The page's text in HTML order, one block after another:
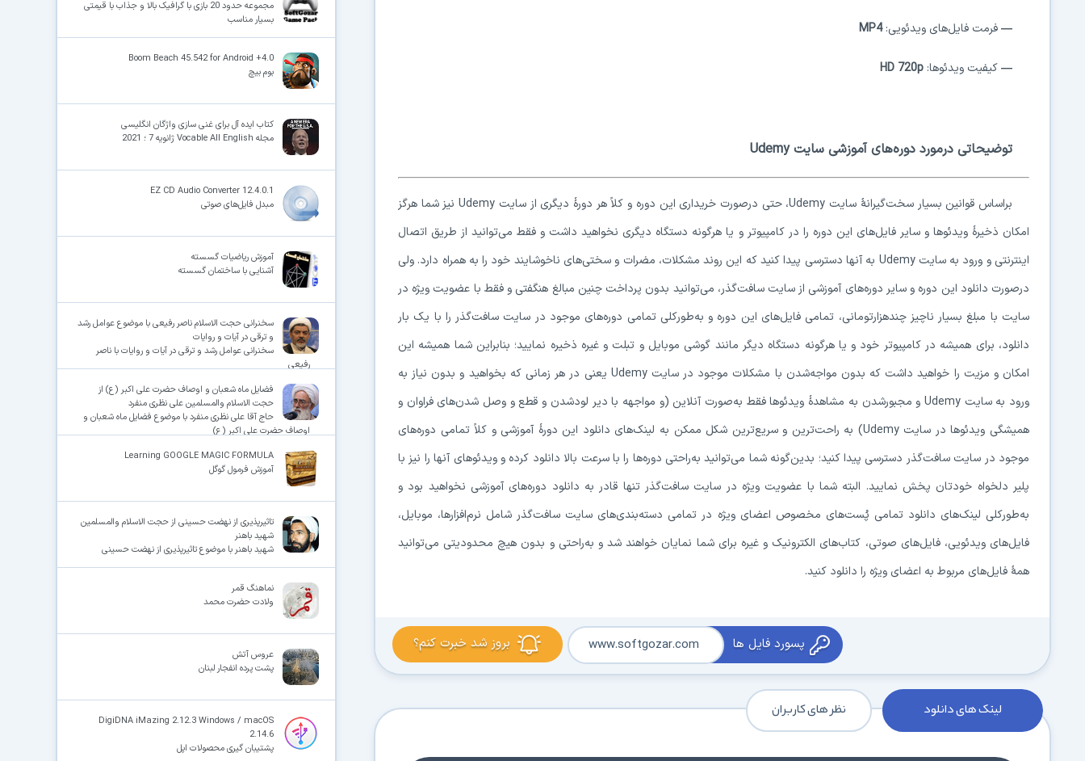
—فرمت فایل‌های ویدئویی:MP4
—کیفیت ویدئوها: HD 720p
توضیحاتی درمورد دوره‌های آموزشی سایت Udemy
براساس قوانین بسیار سخت‌گیرانهٔ سایت Udemy، حتی درصورت خریداری این دوره و کلاً هر دورهٔ دیگری از سایت Udemy نیز شما هرگز
امکان ذخیرهٔ ویدئوها و سایر فایل‌های این دوره را در کامپیوتر و یا هرگونه دستگاه دیگری نخواهید داشت و فقط می‌توانید از طریق اتصال
اینترنتی و ورود به سایت Udemy به آنها دسترسی پیدا کنید که این روند مشکلات، مضرات و سختی‌های ناخوشایند خود را به همراه دارد. ولی
درصورت دانلود این دوره و سایر دوره‌های آموزشی از سایت سافت‌گذر، می‌توانید بدون پرداخت چنین مبالغ هنگفتی و فقط با عضویت ویژه در
سایت با مبلغ بسیار ناچیز چندهزارتومانی، تمامی فایل‌های این دوره و به‌طورکلی تمامی دوره‌های موجود در سایت سافت‌گذر را با یک بار
دانلود، برای همیشه در کامپیوتر خود و یا هرگونه دستگاه دیگر مانند گوشی موبایل و تبلت و غیره ذخیره نمایید؛ بنابراین شما همیشه این
امکان و مزیت را خواهید داشت که بدون مواجه‌شدن با مشکلات موجود در سایت Udemy یعنی در هر زمانی که بخواهید و بدون نیاز به
ورود به سایت Udemy و مجبورشدن به مشاهدهٔ ویدئوها فقط به‌صورت آنلاین (و مواجهه با دیر لودشدن و قطع و وصل شدن‌های فراوان و
همیشگی ویدئوها در سایت Udemy) به راحت‌ترین و سریع‌ترین شکل ممکن به لینک‌های دانلود این دورهٔ آموزشی و کلاً تمامی دوره‌های
موجود در سایت سافت‌گذر دسترسی پیدا کنید؛ بدین‌گونه شما می‌توانید به‌راحتی دوره‌ها را با سرعت بالا دانلود کرده و ویدئوهای آنها را نیز با
پلیر دلخواه خودتان پخش نمایید. البته شما با عضویت ویژه در سایت سافت‌گذر تنها قادر به دانلود دوره‌های آموزشی نخواهید بود و
به‌طورکلی لینک‌های دانلود تمامی پُست‌های مخصوص اعضای ویژه در تمامی دسته‌بندی‌های سایت سافت‌گذر شامل نرم‌افزارها، موبایل،
فایل‌های ویدئویی، فایل‌های صوتی، کتاب‌های الکترونیک و غیره برای شما نمایان خواهند شد و به‌راحتی و بدون هیچ محدودیتی می‌توانید
همهٔ فایل‌های مربوط به اعضای ویژه را دانلود کنید.
بروز شد خبرت کنم؟ پسورد فایل ها www.softgozar.com
لینک های دانلود نظر های کاربران
مجموعه حدود 20 بازی با گرافیک بالا و جذاب با قیمتی
بسیار مناسب
Boom Beach 45.542 for Android +4.0
بوم بیچ
کتاب ایده آل برای غنی سازی واژگان انگلیسی
مجله Vocable All English ژانویه 7 ؛ 2021
EZ CD Audio Converter 12.4.0.1
مبدل فایل‌های صوتی
آموزش ریاضیات گسسته
آشنایی با ساختمان گسسته
سخنرانی حجت الاسلام ناصر رفیعی با موضوع عوامل رشد
و ترقی در آیات و روایات
سخنرانی عوامل رشد و ترقی در آیات و روایات با ناصر
رفیعی
فضایل ماه شعبان و اوصاف حضرت علی اکبر (ع) از
حجت الاسلام والمسلمین علی نظری منفرد
حاج آقا علی نظری منفرد با موضوع فضایل ماه شعبان و
اوصاف حضرت علی اکبر (ع)
Learning GOOGLE MAGIC FORMULA
آموزش فرمول گوگل
تاثیرپذیری از نهضت حسینی از حجت الاسلام والمسلمین
شهید باهنر
شهید باهنر با موضوع تاثیرپذیری از نهضت حسینی
نماهنگ قمر
ولادت حضرت محمد
عروس آتش
پشت پرده انفجار لبنان
DigiDNA iMazing 2.12.3 Windows / macOS
2.14.6
پشتیبان گیری محصولات اپل